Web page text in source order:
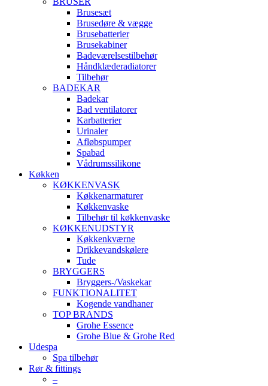
Brusesæt
Brusedøre & vægge
Brusebatterier
Brusekabiner
Badeværelsestilbehør
Håndklæderadiatorer
Tilbehør
BADEKAR
Badekar
Bad ventilatorer
Karbatterier
Urinaler
Afløbspumper
Spabad
Vådrumssilikone
Køkken
KØKKENVASK
Køkkenarmaturer
Køkkenvaske
Tilbehør til køkkenvaske
KØKKENUDSTYR
Køkkenkværne
Drikkevandskølere
Tude
BRYGGERS
Bryggers-/Vaskekar
FUNKTIONALITET
Kogende vandhaner
TOP BRANDS
Grohe Essence
Grohe Blue & Grohe Red
Udespa
Spa tilbehør
Rør & fittings
–